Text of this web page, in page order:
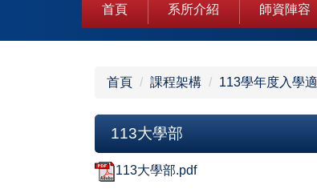
首頁 系所介紹 師資陣容
首頁 課程架構 113學年度入學
113大學部
113大學部.pdf